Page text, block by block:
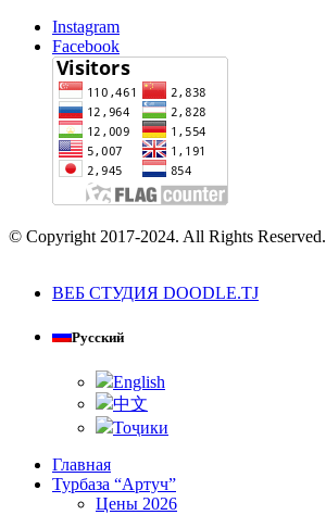
Instagram
Facebook
© Copyright 2017-2024. All Rights Reserved.
ВЕБ СТУДИЯ DOODLE.TJ
Русский
English
中文
Тоҷики
Главная
Турбаза “Артуч”
Цены 2026